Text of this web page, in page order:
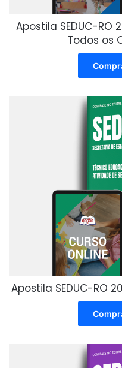
Apostila SEDUC-RO
Todos os
Apostila SEDUC-RO